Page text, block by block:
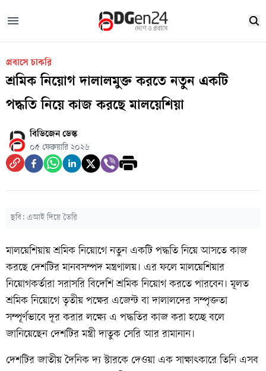
প্রবাসে চাকরি
শ্রমিক নিয়োগ দালালমুক্ত করতে নতুন একটি
পদ্ধতি নিয়ে কাজ করছে মালয়েশিয়া
বিডিজেন ডেস্ক
০৫ ফেব্রুয়ারি ২০২৬
ছবি: এআই দিয়ে তৈরি
মালয়েশিয়ায় শ্রমিক নিয়োগে নতুন একটি পদ্ধতি নিয়ে আসতে কাজ
করছে দেশটির মানবসম্পদ মন্ত্রণালয়। এর ফলে মালয়েশিয়ার
নিয়োগকর্তারা সরাসরি বিদেশি শ্রমিক নিয়োগ করতে পারবেন। মূলত
শ্রমিক নিয়োগে তৃতীয় পক্ষের এজেন্ট বা দালালদের সম্পৃক্ততা
সম্পূর্ণভাবে দূর করার লক্ষ্যে এ পদ্ধতির কাজ করা হচ্ছে বলে
জানিয়েছেন দেশটির মন্ত্রী দাতুক সেরি আর রামানান।
দেশটির জাতীয় দৈনিক দ্য স্টারকে দেওয়া এক সাক্ষাৎকারে তিনি এসব